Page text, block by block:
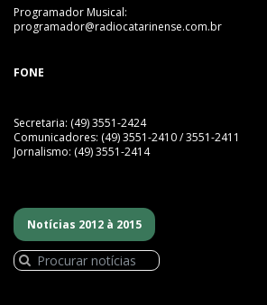
Programador Musical:
programador@radiocatarinense.com.br
FONE
Secretaria: (49) 3551-2424
Comunicadores: (49) 3551-2410 / 3551-2411
Jornalismo: (49) 3551-2414
Notícias 2012 à 2015